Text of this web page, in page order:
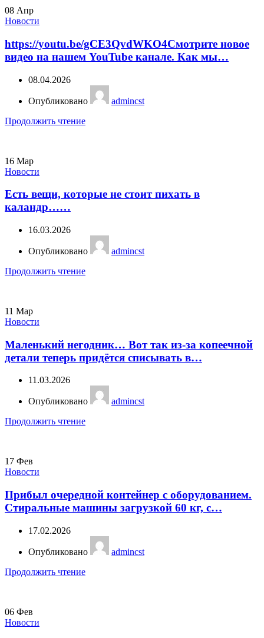
08 Апр
Новости
https://youtu.be/gCE3QvdWKO4Смотрите новое
видео на нашем YouTube канале. Как мы…
08.04.2026
Опубликовано
admincst
Продолжить чтение
16 Мар
Новости
Есть вещи, которые не стоит пихать в
каландр……
16.03.2026
Опубликовано
admincst
Продолжить чтение
11 Мар
Новости
Маленький негодник… Вот так из-за копеечной
детали теперь придётся списывать в…
11.03.2026
Опубликовано
admincst
Продолжить чтение
17 Фев
Новости
Прибыл очередной контейнер с оборудованием.
Стиральные машины загрузкой 60 кг, с…
17.02.2026
Опубликовано
admincst
Продолжить чтение
06 Фев
Новости